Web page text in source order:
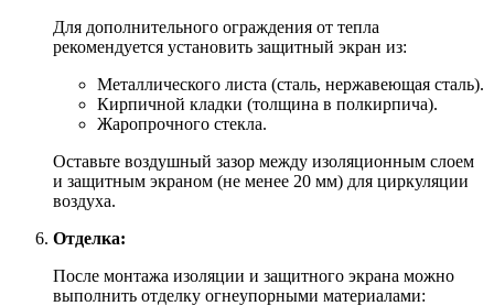
Для дополнительного ограждения от тепла
рекомендуется установить защитный экран из:
Металлического листа (сталь, нержавеющая сталь).
Кирпичной кладки (толщина в полкирпича).
Жаропрочного стекла.
Оставьте воздушный зазор между изоляционным слоем
и защитным экраном (не менее 20 мм) для циркуляции
воздуха.
Отделка:
После монтажа изоляции и защитного экрана можно
выполнить отделку огнеупорными материалами: